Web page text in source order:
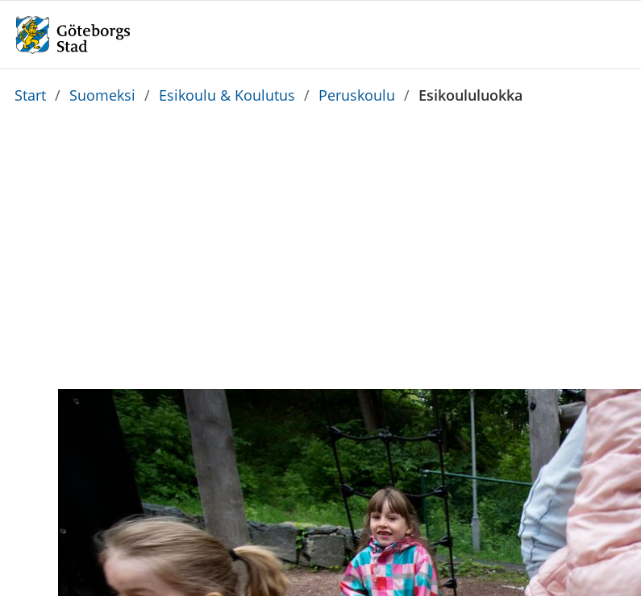
Du
Start / Suomeksi / Esikoulu & Koulutus / Peruskoulu / Esikoululuokka